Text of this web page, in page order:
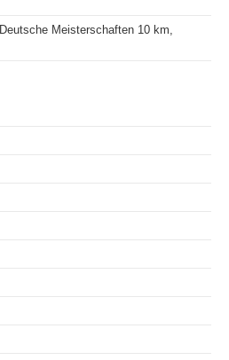
Deutsche Meisterschaften 10 km,